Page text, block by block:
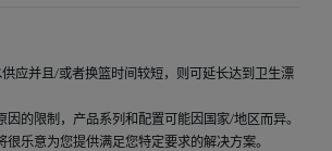
应并且/或者换篮时间较短，则可延长达到卫生漂
因的限制，产品系列和配置可能因国家/地区而异。
乐意为您提供满足您特定要求的解决方案。